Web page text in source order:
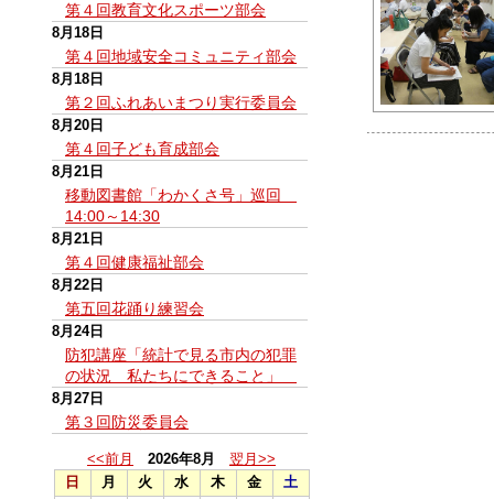
第４回教育文化スポーツ部会
8月18日
第４回地域安全コミュニティ部会
8月18日
第２回ふれあいまつり実行委員会
8月20日
第４回子ども育成部会
8月21日
移動図書館「わかくさ号」巡回
14:00～14:30
8月21日
第４回健康福祉部会
8月22日
第五回花踊り練習会
8月24日
防犯講座「統計で見る市内の犯罪
の状況 私たちにできること」
8月27日
第３回防災委員会
<<前月 2026年8月
翌月>>
日
月 火 水 木 金
土